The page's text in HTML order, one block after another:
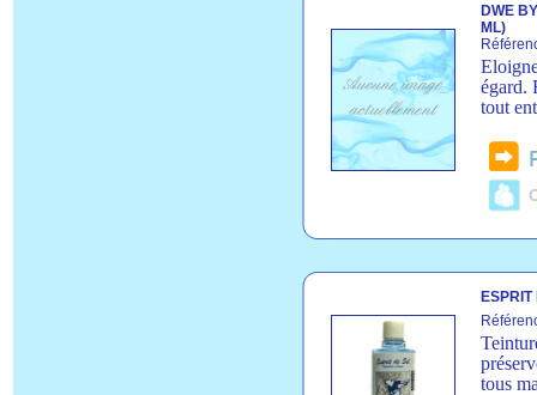
DWE
ML)
égard.
tout
tous